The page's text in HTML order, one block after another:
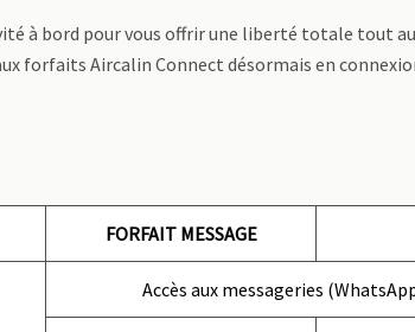
à bord pour vous offrir une liberté totale tout
forfaits Aircalin Connect désormais en
FORFAIT MESSAGE
Accès aux messageries